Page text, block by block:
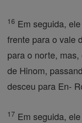
16 Em seguida,
frente para o vale
para o norte,
de Hinom,
desceu para En-
17 Em seguida,